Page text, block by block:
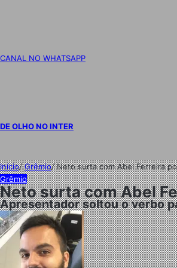
CANAL NO WHATSAPP
DE OLHO NO INTER
Início/Grêmio/Neto surta com Abel Ferreira
Grêmio
Neto surta com Abel
Apresentador soltou o verbo